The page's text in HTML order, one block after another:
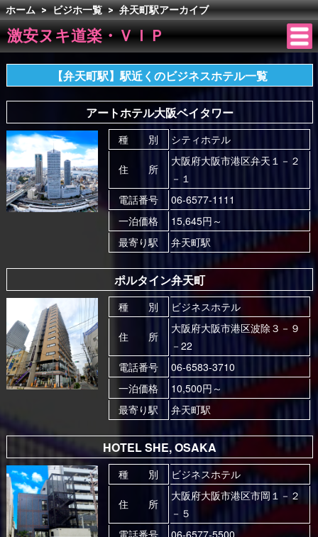
ホーム > ビジホ一覧 > 弁天町駅アーカイブ
激安ヌキ道楽・ＶＩＰ
【弁天町駅】駅近くのビジネスホテル一覧
アートホテル大阪ベイタワー
種 別 シティホテル
住 所
大阪府大阪市港区弁天１－２
－１
電話番号
06-6577-1111
一泊価格
15,645円～
最寄り駅
弁天町駅
ポルタイン弁天町
種 別 ビジネスホテル
住 所
大阪府大阪市港区波除３－９
－22
電話番号
06-6583-3710
一泊価格
10,500円～
最寄り駅
弁天町駅
HOTEL SHE, OSAKA
種 別 ビジネスホテル
住 所
大阪府大阪市港区市岡１－２
－５
電話番号
06-6577-5500